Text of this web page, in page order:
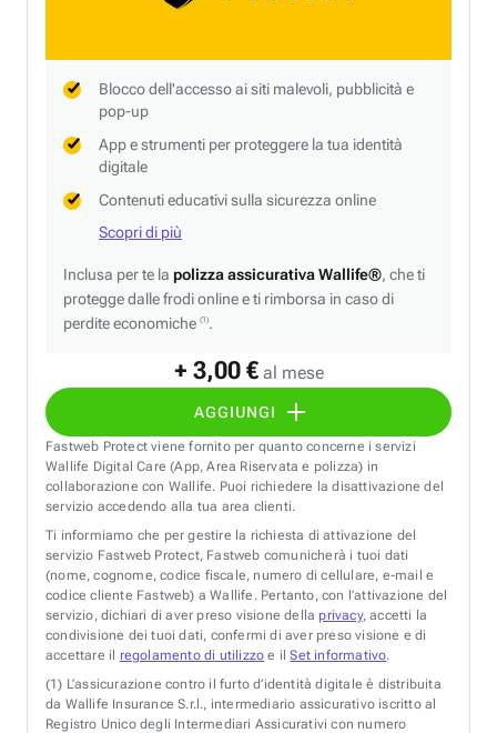
+ 3,00 € al mese
AGGIUNGI
Blocco dell'accesso ai siti malevoli, pubblicità e
pop-up
App e strumenti per proteggere la tua identità
digitale
Contenuti educativi sulla sicurezza online
Scopri di più
Inclusa per te la polizza assicurativa Wallife®, che ti
protegge dalle frodi online e ti rimborsa in caso di
perdite economiche (1).
Fastweb Protect viene fornito per quanto concerne i servizi
Wallife Digital Care (App, Area Riservata e polizza) in
collaborazione con Wallife. Puoi richiedere la disattivazione del
servizio accedendo alla tua area clienti.
Ti informiamo che per gestire la richiesta di attivazione del
servizio Fastweb Protect, Fastweb comunicherà i tuoi dati
(nome, cognome, codice fiscale, numero di cellulare, e-mail e
codice cliente Fastweb) a Wallife. Pertanto, con l’attivazione del
servizio, dichiari di aver preso visione della privacy, accetti la
condivisione dei tuoi dati, confermi di aver preso visione e di
accettare il regolamento di utilizzo e ilSet informativo.
(1) L’assicurazione contro il furto d’identità digitale è distribuita
da Wallife Insurance S.r.l., intermediario assicurativo iscritto al
Registro Unico degli Intermediari Assicurativi con numero